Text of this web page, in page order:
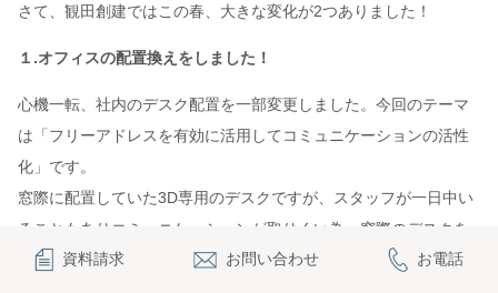
さて、観田創建ではこの春、大きな変化が2つありました！
１.オフィスの配置換えをしました！
心機一転、社内のデスク配置を一部変更しました。今回のテーマ
は「フリーアドレスを有効に活用してコミュニケーションの活性
化」です。
窓際に配置していた3D専用のデスクですが、スタッフが一日中い
ることもありコミュニケーションが取りくい為、窓際のデスクを
思い切って移動しました。
資料請求 お問い合わせ お電話